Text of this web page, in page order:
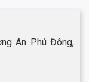
An Phú Đông,